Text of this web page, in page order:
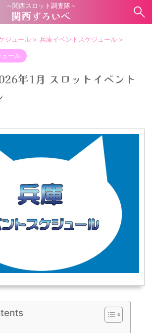
～関西スロット調査隊～
関西すろいべ
ジュール > 兵庫イベントスケジュール >
ール
年1月 スロットイベント